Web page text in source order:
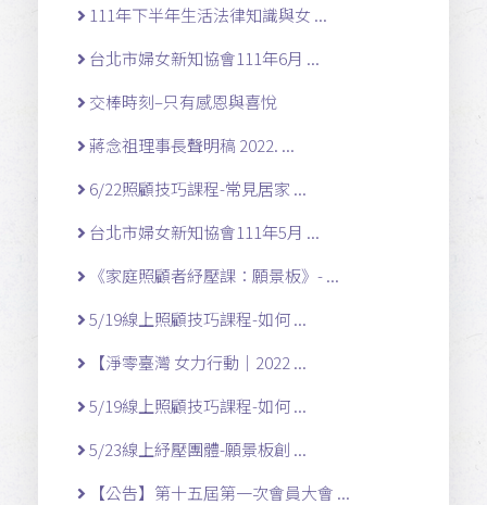
111年下半年生活法律知識與女 ...
台北市婦女新知協會111年6月 ...
交棒時刻–只有感恩與喜悅
蔣念祖理事長聲明稿 2022. ...
6/22照顧技巧課程-常見居家 ...
台北市婦女新知協會111年5月 ...
《家庭照顧者紓壓課：願景板》- ...
5/19線上照顧技巧課程-如何 ...
【淨零臺灣 女力行動｜2022 ...
5/19線上照顧技巧課程-如何 ...
5/23線上紓壓團體-願景板創 ...
【公告】第十五屆第一次會員大會 ...